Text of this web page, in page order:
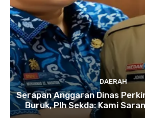
DAERAH
Serapan Anggaran Dinas
Buruk, Plh Sekda: Kami